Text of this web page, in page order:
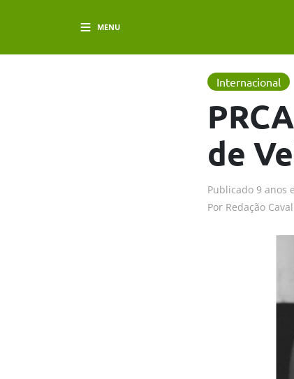
MENU
Internacional
de
Publicado 9 anos
Por Redação